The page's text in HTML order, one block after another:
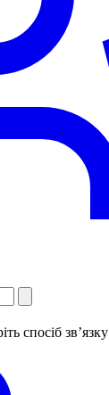
спосіб зв’язку